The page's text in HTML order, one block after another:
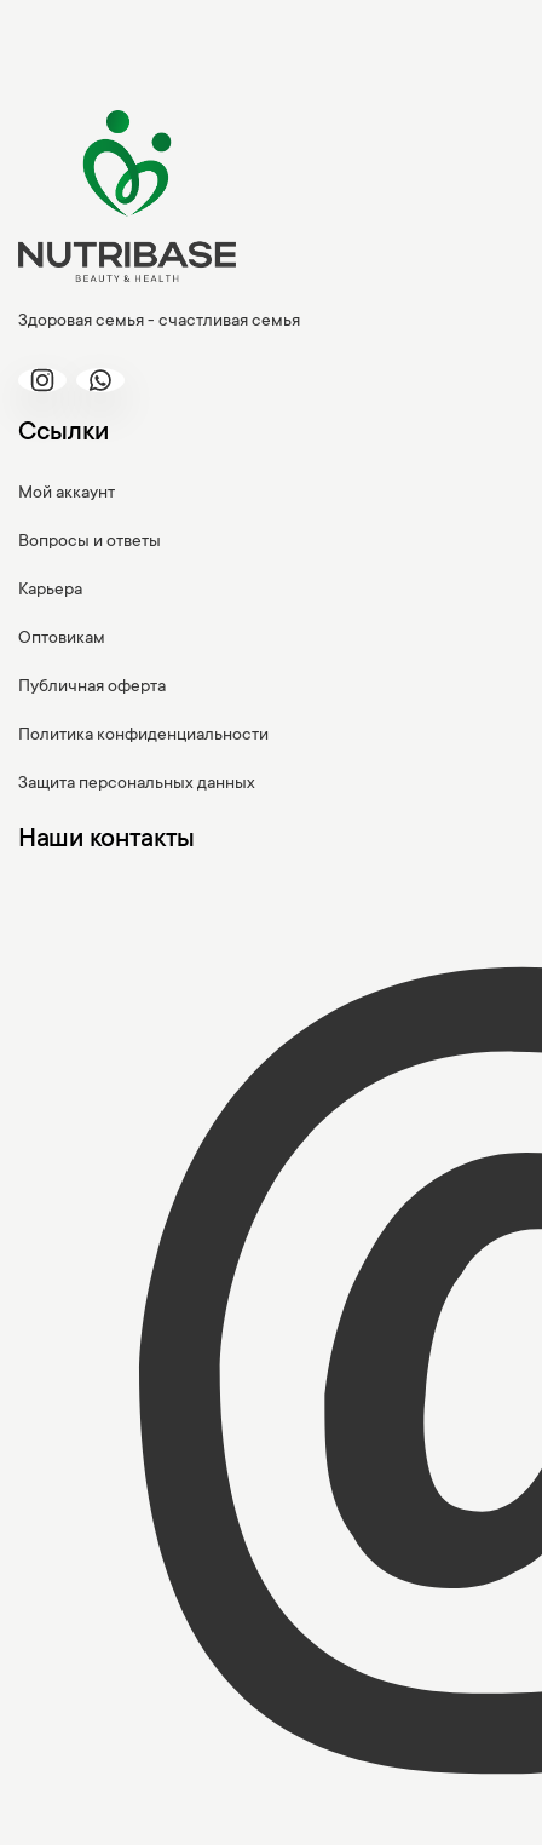
Здоровая семья - счастливая семья
Ссылки
Мой аккаунт
Вопросы и ответы
Карьера
Оптовикам
Публичная оферта
Политика конфиденциальности
Защита персональных данных
Наши контакты